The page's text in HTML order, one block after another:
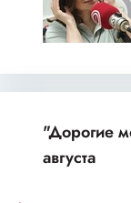
"Дорогие
августа